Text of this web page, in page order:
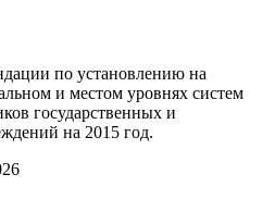
по установлению на
и местом уровнях систем
государственных и
на 2015 год.